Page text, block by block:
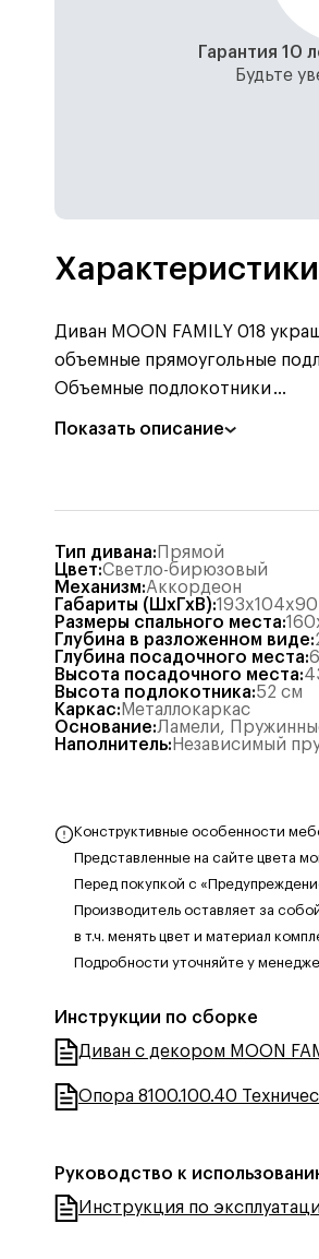
Гарантия 10
Будьте
Характеристики
Диван MOON FAMILY 018
объемные прямоугольные
Объемные подлокотники...
Показать описание
Тип дивана: Прямой
Цвет:Светло-бирюзовый
Механизм:Аккордеон
Габариты (ШхГхВ):193x104x90
Размеры спального места:
Глубина в разложенном виде:
Глубина посадочного места:
Высота посадочного места:
Высота подлокотника:52 см
Каркас: Металлокаркас
Основание:Ламели,
Наполнитель: Независимый
Конструктивные особенности
Представленные на сайте цвета
Перед покупкой с
Производитель оставляет за
в т.ч. менять цвет и материал
Подробности уточняйте у
Инструкции по сборке
Диван с декором MOON
Опора 8100.100.40
Руководство к
Инструкция по